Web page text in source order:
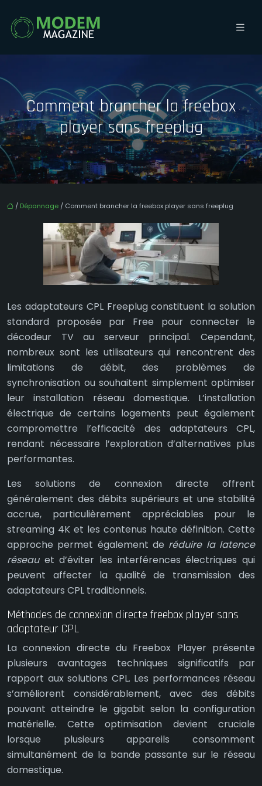
Comment brancher la freebox
player sans freeplug
/ Dépannage / Comment brancher la freebox player sans freeplug
Les adaptateurs CPL Freeplug constituent la solution
standard proposée par Free pour connecter le
décodeur TV au serveur principal. Cependant,
nombreux sont les utilisateurs qui rencontrent des
limitations de débit, des problèmes de
synchronisation ou souhaitent simplement optimiser
leur installation réseau domestique. L’installation
électrique de certains logements peut également
compromettre l’efficacité des adaptateurs CPL,
rendant nécessaire l’exploration d’alternatives plus
performantes.
Les solutions de connexion directe offrent
généralement des débits supérieurs et une stabilité
accrue, particulièrement appréciables pour le
streaming 4K et les contenus haute définition. Cette
approche permet également de réduire la latence
réseauet d’éviter les interférences électriques qui
peuvent affecter la qualité de transmission des
adaptateurs CPL traditionnels.
Méthodes de connexion directe freebox player sans
adaptateur CPL
La connexion directe du Freebox Player présente
plusieurs avantages techniques significatifs par
rapport aux solutions CPL. Les performances réseau
s’améliorent considérablement, avec des débits
pouvant atteindre le gigabit selon la configuration
matérielle. Cette optimisation devient cruciale
lorsque plusieurs appareils consomment
simultanément de la bande passante sur le réseau
domestique.